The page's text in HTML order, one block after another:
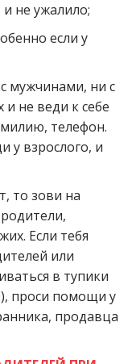
не ужалило;
если у
мужчинами, ни с
не веди к себе
телефон.
у взрослого, и
то зови на
Если тебя
или
в тупики
проси помощи у
продавца